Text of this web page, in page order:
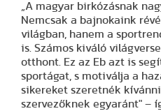
„A magyar birkózásnak
Nemcsak a bajnokaink
világban, hanem a
is. Számos kiváló
otthont. Ez az Eb azt is
sportágat, s motiválja a
sikereket szeretnék
szervezőknek egyaránt" –